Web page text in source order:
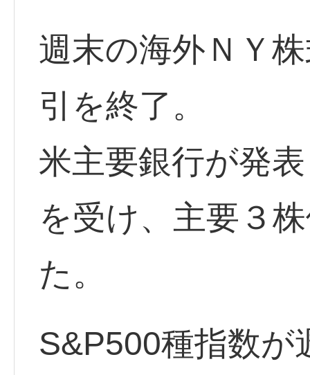
週末の海外ＮＹ
引を終了。
米主要銀行が発
を受け、主要３
た。
S&P500種指数が